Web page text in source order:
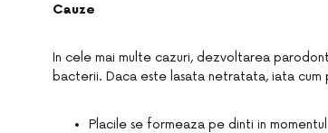
Cauze
In cele mai multe cazuri, dezvoltarea
bacterii. Daca este lasata netratata, iata
Placile se formeaza pe dinti in